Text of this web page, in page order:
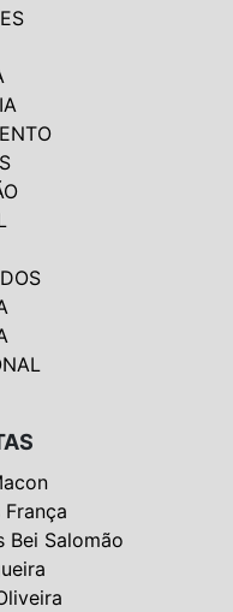
França
Bei Salomão